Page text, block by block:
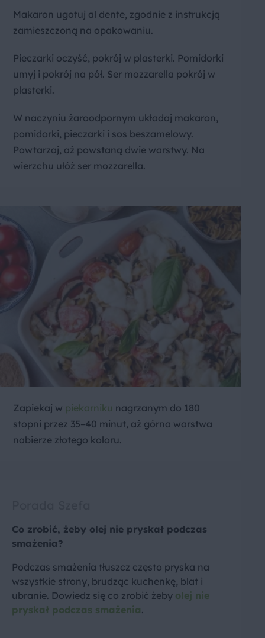
Makaron ugotuj al dente, zgodnie z instrukcją
zamieszczoną na opakowaniu.
Pieczarki oczyść, pokrój w plasterki. Pomidorki
umyj i pokrój na pół. Ser mozzarella pokrój w
plasterki.
W naczyniu żaroodpornym układaj makaron,
pomidorki, pieczarki i sos beszamelowy.
Powtarzaj, aż powstaną dwie warstwy. Na
wierzchu ułóż ser mozzarella.
Zapiekaj w piekarniku nagrzanym do 180
stopni przez 35–40 minut, aż górna warstwa
nabierze złotego koloru.
Co zrobić, żeby olej nie pryskał podczas
smażenia?
Podczas smażenia tłuszcz często pryska na
wszystkie strony, brudząc kuchenkę, blat i
ubranie. Dowiedz się co zrobić żeby olej nie
pryskał podczas smażenia.